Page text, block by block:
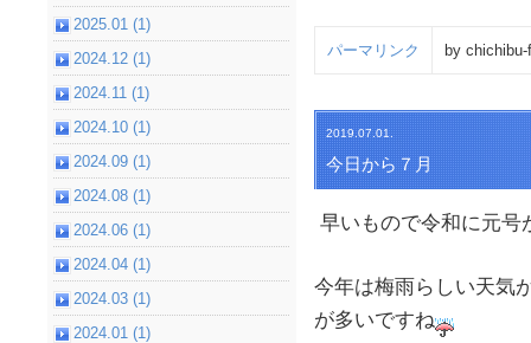
パーマリンク by
2019.07.01.
今日から７月
早いもので令和に元号
今年は梅雨らしい天気
が多いですね
2025.01 (1)
2024.12 (1)
2024.11 (1)
2024.10 (1)
2024.09 (1)
2024.08 (1)
2024.06 (1)
2024.04 (1)
2024.03 (1)
2024.01 (1)